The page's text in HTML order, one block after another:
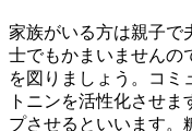
家族がいる方は親子で
士でもかまいませんの
を図りましょう。コミ
トニンを活性化させ
プさせるといいます。